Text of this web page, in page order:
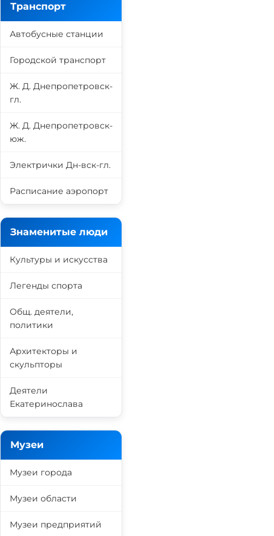
Транспорт
Автобусные станции
Городской транспорт
Ж. Д. Днепропетровск-
гл.
Ж. Д. Днепропетровск-
юж.
Электрички Дн-вск-гл.
Расписание аэропорт
Знаменитые люди
Культуры и искусства
Легенды спорта
Общ. деятели,
политики
Архитекторы и
скульпторы
Деятели
Екатеринослава
Музеи
Музеи города
Музеи области
Музеи предприятий